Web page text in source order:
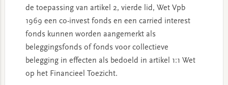
de toepassing van artikel 2, vierde lid, Wet Vpb
1969 een co-invest fonds en een carried interest
fonds kunnen worden aangemerkt als
beleggingsfonds of fonds voor collectieve
belegging in effecten als bedoeld in artikel 1:1 Wet
op het Financieel Toezicht.